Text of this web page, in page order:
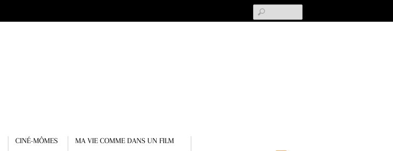
CINÉ-MÔMES
MA VIE COMME DANS UN FILM